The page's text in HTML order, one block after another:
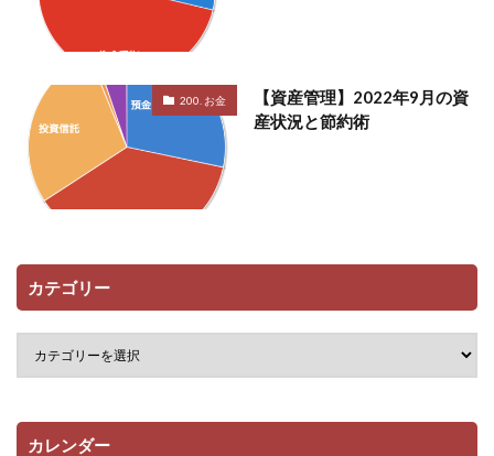
200. お金
【資産管理】2022年9月の資
産状況と節約術
カテゴリー
カレンダー